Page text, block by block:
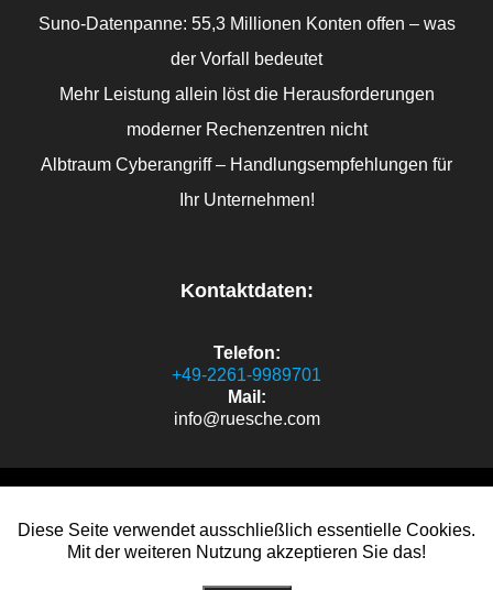
Suno-Datenpanne: 55,3 Millionen Konten offen – was
der Vorfall bedeutet
Mehr Leistung allein löst die Herausforderungen
moderner Rechenzentren nicht
Albtraum Cyberangriff – Handlungsempfehlungen für
Ihr Unternehmen!
Kontaktdaten:
Telefon:
+49-2261-9989701
Mail:
info@ruesche.com
sven.oliver.ruesche.de
Diese Seite verwendet ausschließlich essentielle Cookies.
Mit der weiteren Nutzung akzeptieren Sie das!